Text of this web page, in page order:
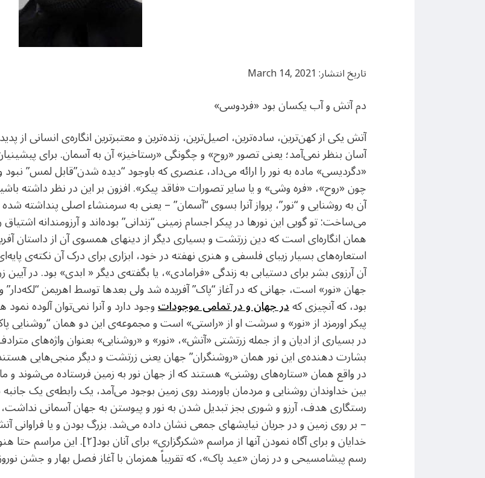
تاریخ انتشار: March 14, 2021
دم آتش و آب یکسان بود «فردوسی»
آتش یکی از کهن‌ترین، ساده‌ترین، اصیل‌ترین، زنده‌ترین و معتبرترین انگاره‌ی انسانی از
آسان بنظر نمی‌آمد؛ یعنی تصور «روح» و چگونگی «رستاخیز» آن به آسمان. برای
«دگردیسی» ماده به نور را ارائه می‌داد، عنصری که باوجود “دیده شدن”قابل لمس”
چون «روح»، «فره وشی» و یا سایر تصورات «فاقد پیکر». افزون بر این در نظر داشته
آن به روشنایی و “نور”، پرواز آنرا بسوی “آسمان” – یعنی به سرمنشاء اصلی پنداشته
می‌ساخت: تو گویی این نورها در پیکر اجسام زمینی “زندانی” بوده‌اند و آرزومندانه
همان انگاره‌ای است که دین زرتشت و بسیاری دیگر از دینهای همسوی آن از داستان
استعاره‌های بسیار زیبای فلسفی و هنری نهفته در خود، ابزاری برای درک آن نکته‌ی
آن آرزوی بشر برای دستیابی به زندگی «فرامادی»، یا بگفته‌ی دیگر « ابدی» بود. در
جهان «نور» است، جهانی که در آغاز “پاک” آفریده شد ولی بعدها توسط اهریمن “لکه‌دار”
بود، که آنچیزی کهدر جهان و در تمامی موجوداتوجود دارد و آنرا نمی‌توان آلوده
در بسیاری از ادیان و از جمله زرتشتی «آتش»، «نور» و «روشنایی» بعنوان واژه‌های
بشارت دهنده‌ی این نور همان «روشنگران” جهان یعنی زرتشت و دیگر منجی‌هایی
در واقع همان «ستاره‌های روشنی» هستند که از جهان نور به زمین فرستاده می‌شوند و
بین خداوندان روشنایی و مردمان باورمند روی زمین بوجود می‌آمد، یک رابطه‌ی یک جانبه
رستگاری هدف، آرزو و شوری بجز تبدیل شدن به نور و پیوستن به جهان آسمانی
– بر روی زمین و در جریان نیایشهای جمعی نشان داده می‌شد. بزرگ بودن و یا
خدایان و برای آگاه نمودن آنها از
رسم پیشا‌‌مسیحی و در زمان «عید پاک»، که تقریباً همزمان با آغاز فصل بهار و جشن